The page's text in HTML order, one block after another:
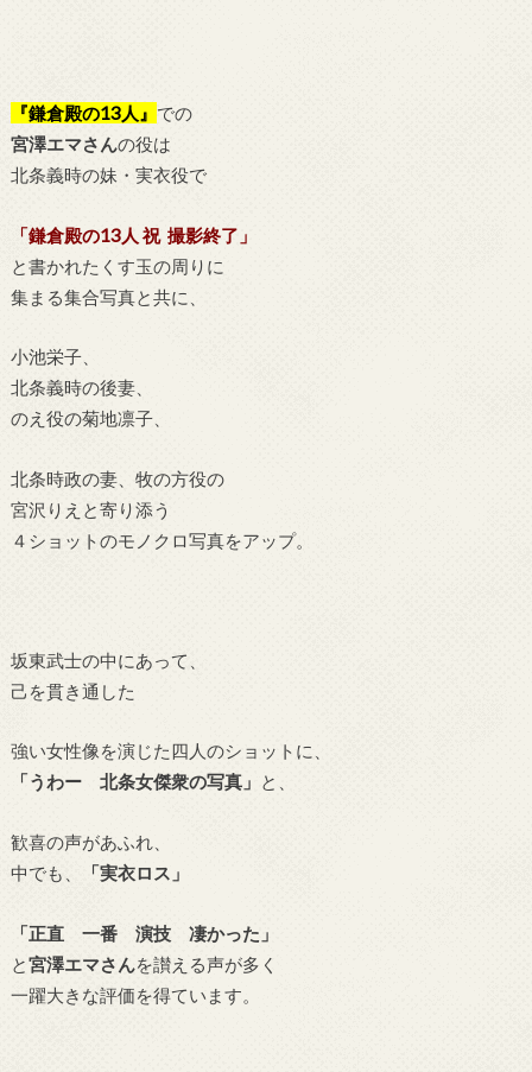
『鎌倉殿の13人』 での
宮澤エマさんの役は
北条義時の妹・実衣役で
「鎌倉殿の13人 祝 撮影終了」
と書かれたくす玉の周りに
集まる集合写真と共に、
小池栄子、
北条義時の後妻、
のえ役の菊地凛子、
北条時政の妻、牧の方役の
宮沢りえと寄り添う
４ショットのモノクロ写真をアップ。
坂東武士の中にあって、
己を貫き通した
強い女性像を演じた四人のショットに、
「うわー 北条女傑衆の写真」 と、
歓喜の声があふれ、
中でも、
「実衣ロス」
「正直 一番 演技 凄かった」
と宮澤エマさんを讃える声が多く
一躍大きな評価を得ています。